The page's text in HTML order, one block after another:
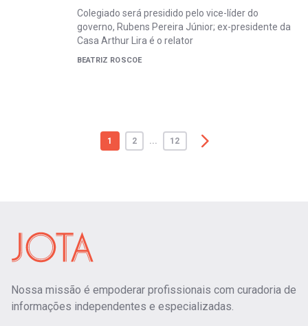
Colegiado será presidido pelo vice-líder do
governo, Rubens Pereira Júnior; ex-presidente da
Casa Arthur Lira é o relator
BEATRIZ ROSCOE
1 2 ... 12
Nossa missão é empoderar profissionais com curadoria de
informações independentes e especializadas.